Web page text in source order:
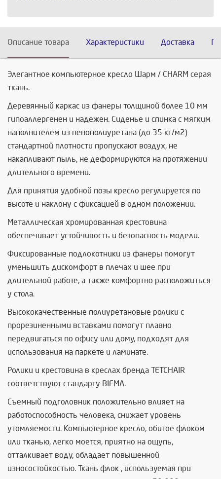
Описание товара Характеристики Доставка
Элегантное компьютерное кресло Шарм / CHARM серая
ткань.
Деревянный каркас из фанеры толщиной более 10 мм
гипоаллергенен и надежен. Сиденье и спинка с мягким
наполнителем из пенополиуретана (до 35 кг/м2)
стандартной плотности пропускают воздух, не
накапливают пыль, не деформируются на протяжении
длительного времени.
Для принятия удобной позы кресло регулируется по
высоте и наклону с фиксацией в одном положении.
Металлическая хромированная крестовина
обеспечивает устойчивость и безопасность модели.
Фиксированные подлокотники из фанеры помогут
уменьшить дискомфорт в плечах и шее при
длительной работе, а также комфортно расположиться
у стола.
Высококачественные полиуретановые ролики с
прорезиненными вставками помогут плавно
передвигаться по офису или дому, подходят для
использования на паркете и ламинате.
Ролики и крестовина в креслах бренда TETCHAIR
соответствуют стандарту BIFMA.
Съемный подголовник положительно влияет на
работоспособность человека, снижает уровень
утомляемости. Компьютерное кресло, обитое флоком
или тканью, легко моется, приятно на ощупь,
отталкивает воду, обладает повышенной
износостойкостью. Ткань флок , используемая при